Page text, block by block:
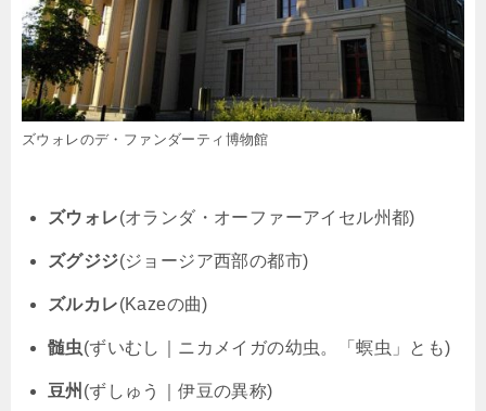
ズウォレのデ・ファンダーティ博物館
ズウォレ(オランダ・オーファーアイセル州都)
ズグジジ(ジョージア西部の都市)
ズルカレ(Kazeの曲)
髄虫(ずいむし｜ニカメイガの幼虫。「螟虫」とも)
豆州 (ずしゅう｜伊豆の異称)